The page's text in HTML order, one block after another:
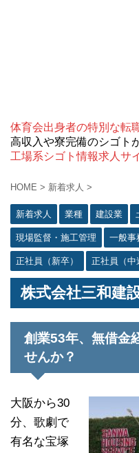
体育会出身者の特別な転
高収入や寮完備のシゴト
工場系シゴト情報求人サ
HOME > 新着求人 >
新着求人 業種 建設業
現場監督・施工管理 一般事
正社員（新卒） 正社員（中
株式会社三和建
創業53年、無借金
せんか？
大阪から30
分、歌劇で
有名な宝塚